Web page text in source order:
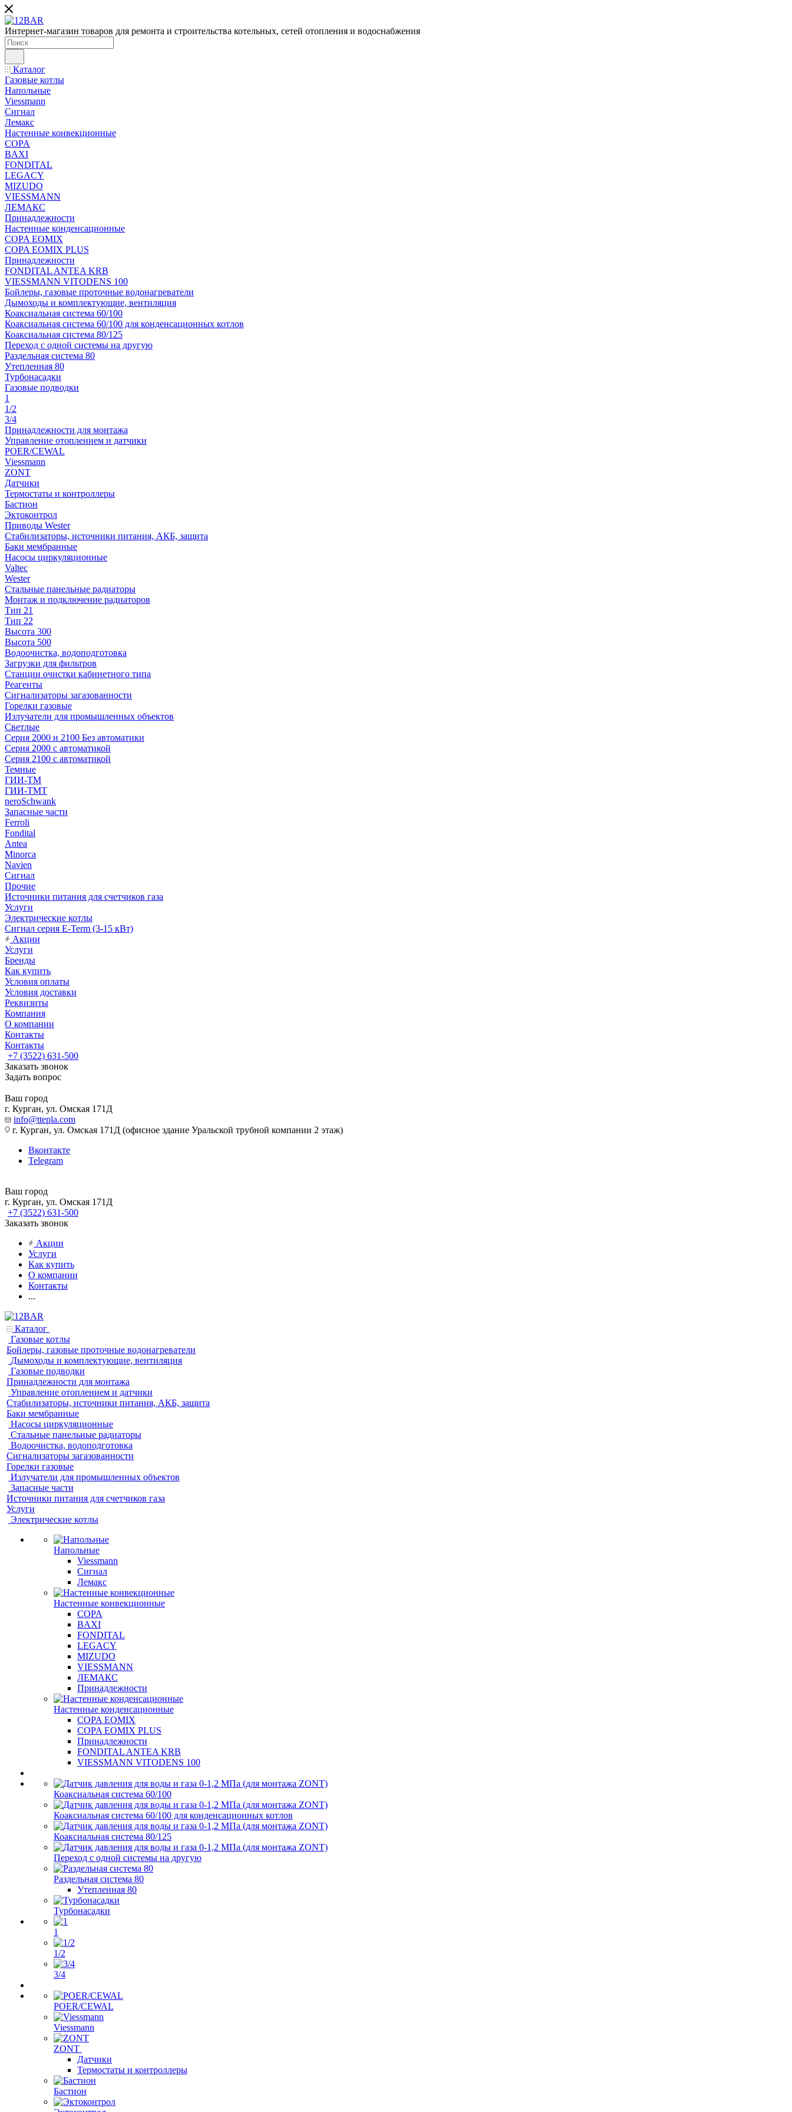
Интернет-магазин товаров для ремонта и строительства котельных, сетей отопления и водоснабжения
Каталог
Газовые котлы
Напольные
Viessmann
Сигнал
Лемакс
Настенные конвекционные
COPA
BAXI
FONDITAL
LEGACY
MIZUDO
VIESSMANN
ЛЕМАКС
Принадлежности
Настенные конденсационные
COPA EOMIX
COPA EOMIX PLUS
Принадлежности
FONDITAL ANTEA KRB
VIESSMANN VITODENS 100
Бойлеры, газовые проточные водонагреватели
Дымоходы и комплектующие, вентиляция
Коаксиальная система 60/100
Коаксиальная система 60/100 для конденсационных котлов
Коаксиальная система 80/125
Переход с одной системы на другую
Раздельная система 80
Утепленная 80
Турбонасадки
Газовые подводки
1
1/2
3/4
Принадлежности для монтажа
Управление отоплением и датчики
POER/CEWAL
Viessmann
ZONT
Датчики
Термостаты и контроллеры
Бастион
Эктоконтрол
Приводы Wester
Стабилизаторы, источники питания, АКБ, защита
Баки мембранные
Насосы циркуляционные
Valtec
Wester
Стальные панельные радиаторы
Монтаж и подключение радиаторов
Тип 21
Тип 22
Высота 300
Высота 500
Водоочистка, водоподготовка
Загрузки для фильтров
Станции очистки кабинетного типа
Реагенты
Сигнализаторы загазованности
Горелки газовые
Излучатели для промышленных объектов
Светлые
Серия 2000 и 2100 Без автоматики
Серия 2000 с автоматикой
Серия 2100 с автоматикой
Темные
ГИИ-ТМ
ГИИ-ТМТ
neroSchwank
Запасные части
Ferroli
Fondital
Antea
Minorca
Navien
Сигнал
Прочие
Источники питания для счетчиков газа
Услуги
Электрические котлы
Сигнал серия E-Term (3-15 кВт)
Акции
Услуги
Бренды
Как купить
Условия оплаты
Условия доставки
Реквизиты
Компания
О компании
Контакты
Контакты
+7 (3522) 631-500
Заказать звонок
Задать вопрос
Ваш город
г. Курган, ул. Омская 171Д
info@ttepla.com
г. Курган, ул. Омская 171Д (офисное здание Уральской трубной компании 2 этаж)
Вконтакте
Telegram
Ваш город
г. Курган, ул. Омская 171Д
+7 (3522) 631-500
Заказать звонок
Акции
Услуги
Как купить
О компании
Контакты
...
Каталог
Газовые котлы
Бойлеры, газовые проточные водонагреватели
Дымоходы и комплектующие, вентиляция
Газовые подводки
Принадлежности для монтажа
Управление отоплением и датчики
Стабилизаторы, источники питания, АКБ, защита
Баки мембранные
Насосы циркуляционные
Стальные панельные радиаторы
Водоочистка, водоподготовка
Сигнализаторы загазованности
Горелки газовые
Излучатели для промышленных объектов
Запасные части
Источники питания для счетчиков газа
Услуги
Электрические котлы
Напольные
Viessmann
Сигнал
Лемакс
Настенные конвекционные
COPA
BAXI
FONDITAL
LEGACY
MIZUDO
VIESSMANN
ЛЕМАКС
Принадлежности
Настенные конденсационные
COPA EOMIX
COPA EOMIX PLUS
Принадлежности
FONDITAL ANTEA KRB
VIESSMANN VITODENS 100
Коаксиальная система 60/100
Коаксиальная система 60/100 для конденсационных котлов
Коаксиальная система 80/125
Переход с одной системы на другую
Раздельная система 80
Утепленная 80
Турбонасадки
1
1/2
3/4
POER/CEWAL
Viessmann
ZONT
Датчики
Термостаты и контроллеры
Бастион